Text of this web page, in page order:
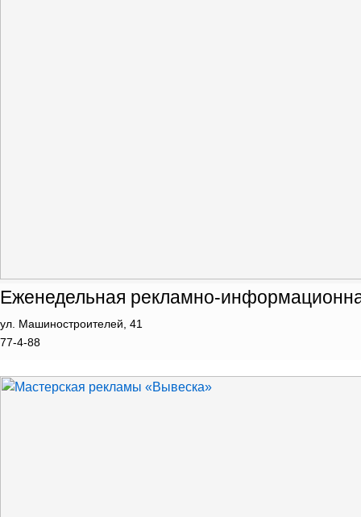
Еженедельная рекламно-
ул. Машиностроителей, 41
77-4-88